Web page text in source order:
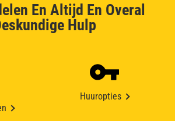
En Altijd En Overal
Hulp
Huuropties